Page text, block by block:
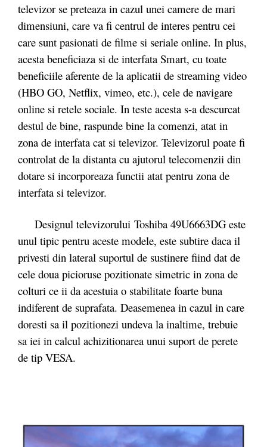
televizor se preteaza in cazul unei camere de mari
dimensiuni, care va fi centrul de interes pentru cei
care sunt pasionati de filme si seriale online. In plus,
acesta beneficiaza si de interfata Smart, cu toate
beneficiile aferente de la aplicatii de streaming video
(HBO GO, Netflix, vimeo, etc.), cele de navigare
online si retele sociale. In teste acesta s-a descurcat
destul de bine, raspunde bine la comenzi, atat in
zona de interfata cat si televizor. Televizorul poate fi
controlat de la distanta cu ajutorul telecomenzii din
dotare si incorporeaza functii atat pentru zona de
interfata si televizor.
Designul televizorului Toshiba 49U6663DG este
unul tipic pentru aceste modele, este subtire daca il
privesti din lateral suportul de sustinere fiind dat de
cele doua picioruse pozitionate simetric in zona de
colturi ce ii da acestuia o stabilitate foarte buna
indiferent de suprafata. Deasemenea in cazul in care
doresti sa il pozitionezi undeva la inaltime, trebuie
sa iei in calcul achizitionarea unui suport de perete
de tip VESA.